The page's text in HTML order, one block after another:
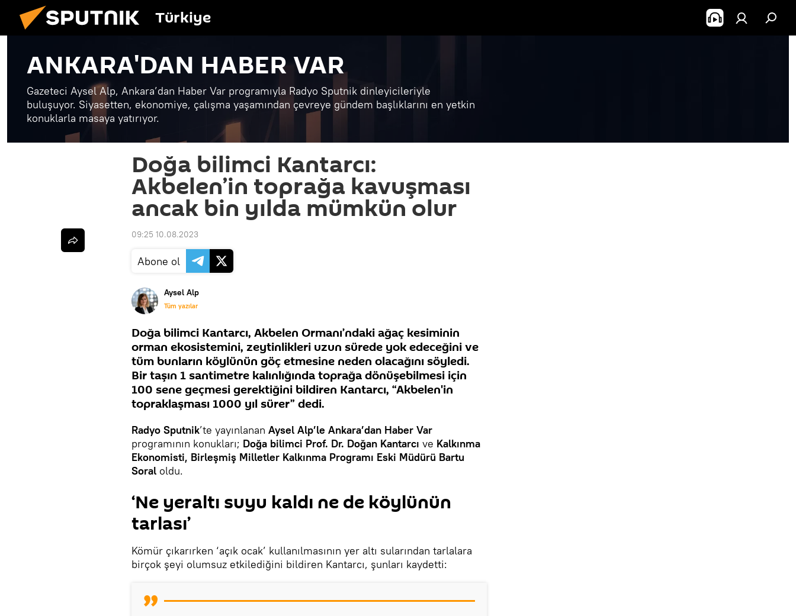
Türkiye
ANKARA'DAN HABER VAR
Gazeteci Aysel Alp, Ankara’dan Haber Var programıyla Radyo Sputnik dinleyicileriyle
buluşuyor. Siyasetten, ekonomiye, çalışma yaşamından çevreye gündem başlıklarını en yetkin
konuklarla masaya yatırıyor.
Doğa bilimci Kantarcı:
Akbelen’in toprağa kavuşması
ancak bin yılda mümkün olur
09:25 10.08.2023
Abone ol
Aysel Alp
Tüm yazılar
Doğa bilimci Kantarcı, Akbelen Ormanı’ndaki ağaç kesiminin
orman ekosistemini, zeytinlikleri uzun sürede yok edeceğini ve
tüm bunların köylünün göç etmesine neden olacağını söyledi.
Bir taşın 1 santimetre kalınlığında toprağa dönüşebilmesi için
100 sene geçmesi gerektiğini bildiren Kantarcı, “Akbelen'in
topraklaşması 1000 yıl sürer” dedi.
Radyo Sputnik’te yayınlanan Aysel Alp’le Ankara’dan Haber Var
programının konukları; Doğa bilimci Prof. Dr. Doğan Kantarcı ve Kalkınma
Ekonomisti, Birleşmiş Milletler Kalkınma Programı Eski Müdürü Bartu
Soral oldu.
‘Ne yeraltı suyu kaldı ne de köylünün
tarlası’
Kömür çıkarırken ‘açık ocak’ kullanılmasının yer altı sularından tarlalara
birçok şeyi olumsuz etkilediğini bildiren Kantarcı, şunları kaydetti: